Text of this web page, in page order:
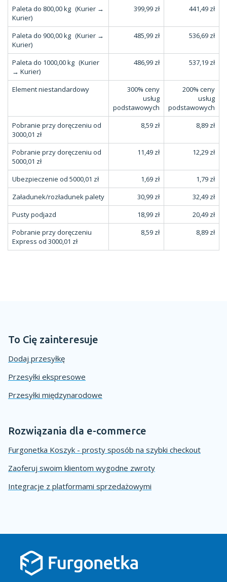
Paleta do 800,00 kg (Kurier →
Kurier)
399,99 zł 441,49 zł
Paleta do 900,00 kg (Kurier →
Kurier)
485,99 zł 536,69 zł
Paleta do 1000,00 kg (Kurier
→ Kurier)
486,99 zł 537,19 zł
Element niestandardowy
300% ceny
usług
podstawowych
200% ceny
usług
podstawowych
Pobranie przy doręczeniu od
3000,01 zł
8,59 zł 8,89 zł
Pobranie przy doręczeniu od
5000,01 zł
11,49 zł 12,29 zł
Ubezpieczenie od 5000,01 zł 1,69 zł
1,79 zł
Załadunek/rozładunek palety
30,99 zł
32,49 zł
Pusty podjazd
18,99 zł
20,49 zł
Pobranie przy doręczeniu
Express od 3000,01 zł
8,59 zł 8,89 zł
To Cię zainteresuje
Dodaj przesyłkę
Przesyłki ekspresowe
Przesyłki międzynarodowe
Rozwiązania dla e-commerce
Furgonetka Koszyk - prosty sposób na szybki checkout
Zaoferuj swoim klientom wygodne zwroty
Integracje z platformami sprzedażowymi